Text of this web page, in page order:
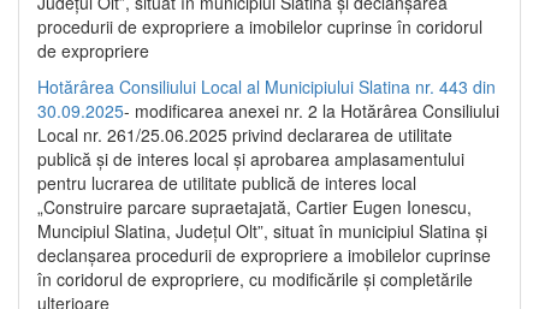
procedurii de expropriere a imobilelor cuprinse în coridorul
de expropriere
Hotărârea Consiliului Local al Municipiului Slatina nr. 443 din
30.09.2025- modificarea anexei nr. 2 la Hotărârea Consiliului
Local nr. 261/25.06.2025 privind declararea de utilitate
publică şi de interes local şi aprobarea amplasamentului
pentru lucrarea de utilitate publică de interes local
„Construire parcare supraetajată, Cartier Eugen Ionescu,
Muncipiul Slatina, Judeţul Olt”, situat în municipiul Slatina şi
declanşarea procedurii de expropriere a imobilelor cuprinse
în coridorul de expropriere, cu modificările şi completările
ulterioare